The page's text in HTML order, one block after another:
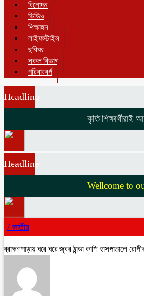
বিনোদন
ভিডিও
শিক্ষাঙ্গন
লাইফস্টাইল
ছবিঘর
সকল বিভাগ
পরিবারবর্গ
Headline
কৃতি শিক্ষার্থীরাই
Headline
Wellcome to our
/ জাতীয়
ব্রাহ্মণপাড়ায় ঘরে ঘরে জ্বর ঠান্ডা কাশি হাসপাতালে